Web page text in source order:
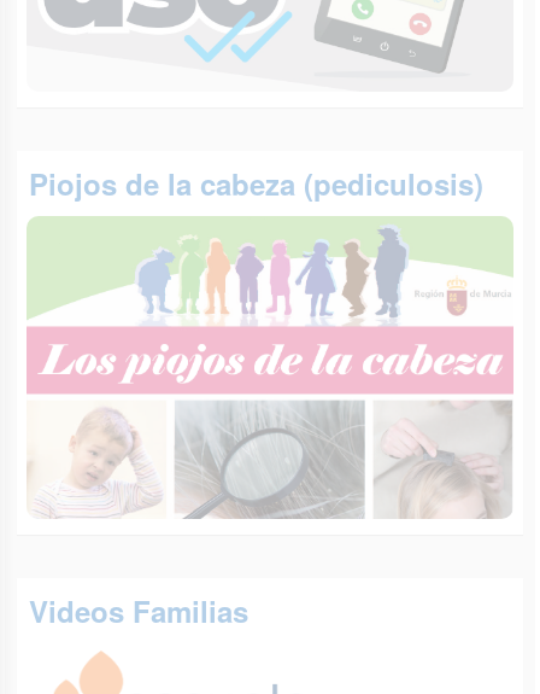
Piojos de la cabeza (pediculosis)
Videos Familias